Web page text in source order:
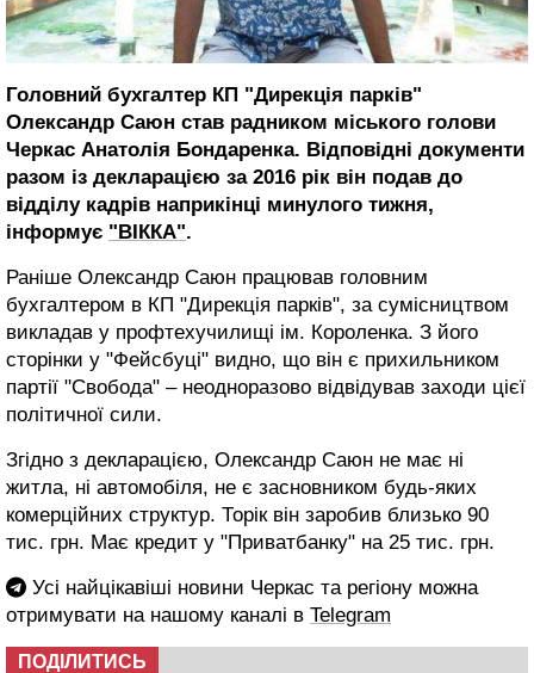
Головний бухгалтер КП "Дирекція парків"
Олександр Саюн став радником міського голови
Черкас Анатолія Бондаренка. Відповідні документи
разом із декларацією за 2016 рік він подав до
відділу кадрів наприкінці минулого тижня,
інформує "ВІККА".
Раніше Олександр Саюн працював головним
бухгалтером в КП "Дирекція парків", за сумісництвом
викладав у профтехучилищі ім. Короленка. З його
сторінки у "Фейсбуці" видно, що він є прихильником
партії "Свобода" – неодноразово відвідував заходи цієї
політичної сили.
Згідно з декларацією, Олександр Саюн не має ні
житла, ні автомобіля, не є засновником будь-яких
комерційних структур. Торік він заробив близько 90
тис. грн. Має кредит у "Приватбанку" на 25 тис. грн.
Усі найцікавіші новини Черкас та регіону можна
отримувати на нашому каналі в Telegram
ПОДІЛИТИСЬ